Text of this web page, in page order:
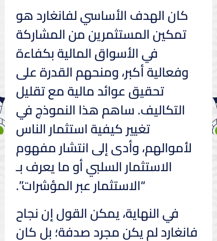
كان الهدف الأساسي لفانغارد هو
تمكين المستثمرين من المشاركة
في الأسواق المالية بكفاءة
وفعالية أكبر، ومنحهم القدرة على
تحقيق عوائد مالية مع تقليل
التكاليف. ساهم هذا النموذج في
تغيير كيفية استثمار الناس
لأموالهم، وأدى إلى انتشار مفهوم
الاستثمار السلبي أو ما يعرف بـ
“الاستثمار عبر المؤشرات”.
في النهاية، يمكن القول إن نجاح
فانغارد لم يكن مجرد صدفة؛ بل كان